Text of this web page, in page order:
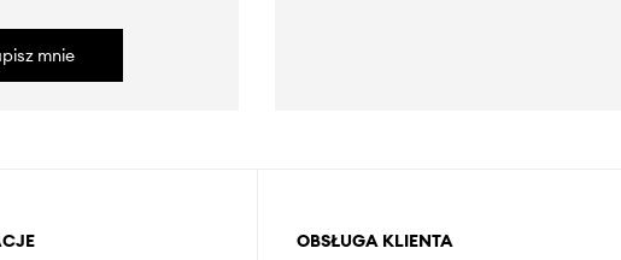
mnie
OBSŁUGA KLIENTA